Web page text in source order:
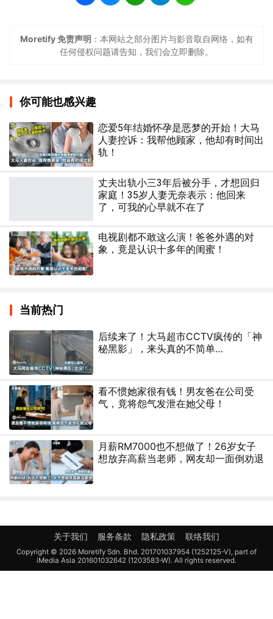
Moretify 免责声明 ：本网站之部分图片与影音取自网络，如有
任何侵权问题请告知，我们会立即删除。
你可能也感兴趣
恋爱5年结婚怀孕是恶梦的开始！大马
人妻控诉：我帮他顾家，他却有时间出
轨！
丈夫出轨小三3年后被分手，才想回归
家庭！35岁人妻无奈表示：他回来
了，可我的心早就不在了
电视剧都不敢这么演！爸爸外遇的对
象，竟是认识十多年的闺蜜！
当前热门
后续来了！大马超市CCTV疯传的「神
秘黑影」，来头真的不简单…
看不惯她家很有钱！男友爸在公司受
气，竟将怨气发泄在她父母！
月薪RM7000也不想做了！26岁女子
想放弃高薪当老师，网友却一面倒劝退
关于我们 服务条款 隐私政策 联络我们
Copyright © 2026 Moretify Sdn. Bhd. 201701037954 (1252125-V), part of
iMedia Asia 201601032642 (1203583-W). All rights reserved.